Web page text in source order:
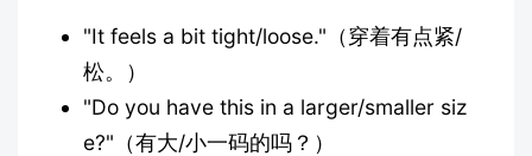
"It feels a bit tight/loose."（穿着有点紧/
松。）
"Do you have this in a larger/smaller siz
e?"（有大/小一码的吗？）